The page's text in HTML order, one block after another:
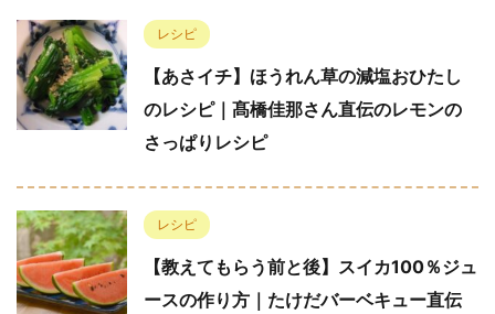
レシピ
【あさイチ】ほうれん草の減塩おひたし
のレシピ｜髙橋佳那さん直伝のレモンの
さっぱりレシピ
レシピ
【教えてもらう前と後】スイカ100％ジュ
ースの作り方｜たけだバーベキュー直伝